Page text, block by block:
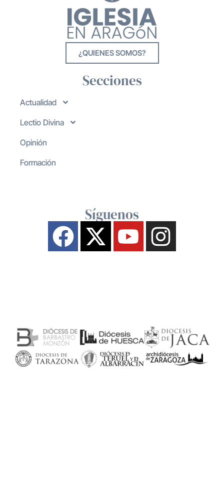
¿QUIENES SOMOS?
Secciones
Actualidad
Lectio Divina
Opinión
Formación
Síguenos